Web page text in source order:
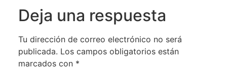
Deja una respuesta
Tu dirección de correo electrónico no será
publicada. Los campos obligatorios están
marcados con *